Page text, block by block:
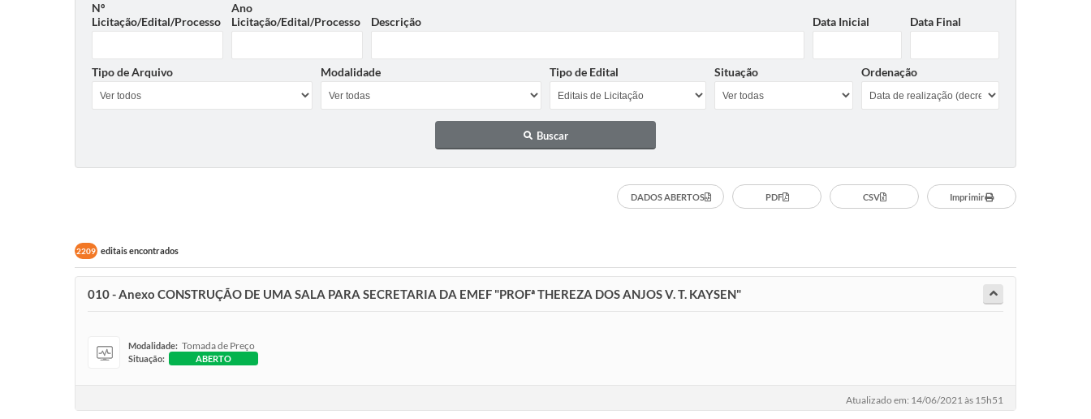
Nº
Licitação/Edital/Processo
Ano
Licitação/Edital/Processo
Descrição Data Inicial Data Final
Tipo de Arquivo Modalidade Tipo de Edital Situação Ordenação
Buscar
DADOS ABERTOS PDF CSV Imprimir
2209 editais encontrados
010 - Anexo CONSTRUÇÃO DE UMA SALA PARA SECRETARIA DA EMEF "PROFª THEREZA DOS ANJOS V. T. KAYSEN"
Modalidade: Tomada de Preço
Situação: ABERTO
Atualizado em: 14/06/2021 às 15h51